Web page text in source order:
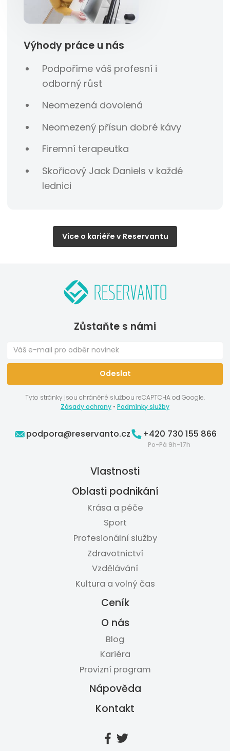
Výhody práce u nás
Podpoříme váš profesní i
odborný růst
Neomezená dovolená
Neomezený přísun dobré kávy
Firemní terapeutka
Skořicový Jack Daniels v každé
lednici
Více o kariéře v Reservantu
Zůstaňte s námi
Tyto stránky jsou chráněné službou reCAPTCHA od Google.
Zásady ochrany • Podmínky služby
podpora@reservanto.cz +420 730 155 866
Po-Pá 9h-17h
Vlastnosti
Oblasti podnikání
Krása a péče
Sport
Profesionální služby
Zdravotnictví
Vzdělávání
Kultura a volný čas
Ceník
O nás
Blog
Kariéra
Provizní program
Nápověda
Kontakt